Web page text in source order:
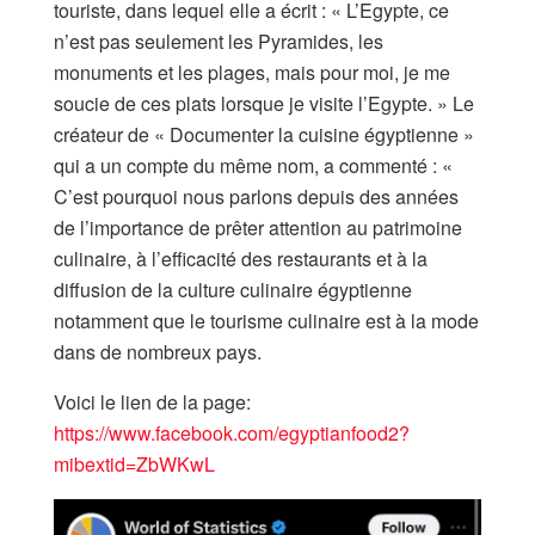
touriste, dans lequel elle a écrit : « L’Egypte, ce
n’est pas seulement les Pyramides, les
monuments et les plages, mais pour moi, je me
soucie de ces plats lorsque je visite l’Egypte. » Le
créateur de « Documenter la cuisine égyptienne »
qui a un compte du même nom, a commenté : «
C’est pourquoi nous parlons depuis des années
de l’importance de prêter attention au patrimoine
culinaire, à l’efficacité des restaurants et à la
diffusion de la culture culinaire égyptienne
notamment que le tourisme culinaire est à la mode
dans de nombreux pays.
Voici le lien de la page:
https://www.facebook.com/egyptianfood2?
mibextid=ZbWKwL